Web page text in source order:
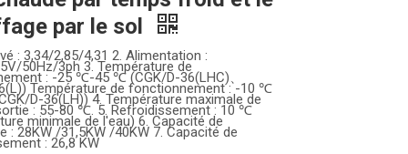
par le sol
: 3,34/2,85/4,31 2. Alimentation :
50Hz/3ph 3. Température de
: -25 ℃-45 ℃ (CGK/D-36(LHC)、
Température de fonctionnement : -10 ℃
D-36(LH)) 4. Température maximale de
: 55-80 ℃. 5. Refroidissement : 10 ℃
minimale de l'eau) 6. Capacité de
: 28KW /31,5KW /40KW 7. Capacité de
: 26,8 KW